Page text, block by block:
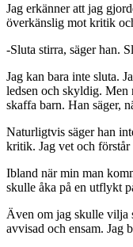
Jag erkänner att jag
överkänslig mot kritik
-Sluta stirra, säger han.
Jag kan bara inte sluta.
ledsen och skyldig. Men
skaffa barn. Han säger,
Naturligtvis säger han
kritik. Jag vet och förstår
Ibland när min man
skulle åka på en utflykt
Även om jag skulle vilja
avvisad och ensam. Jag